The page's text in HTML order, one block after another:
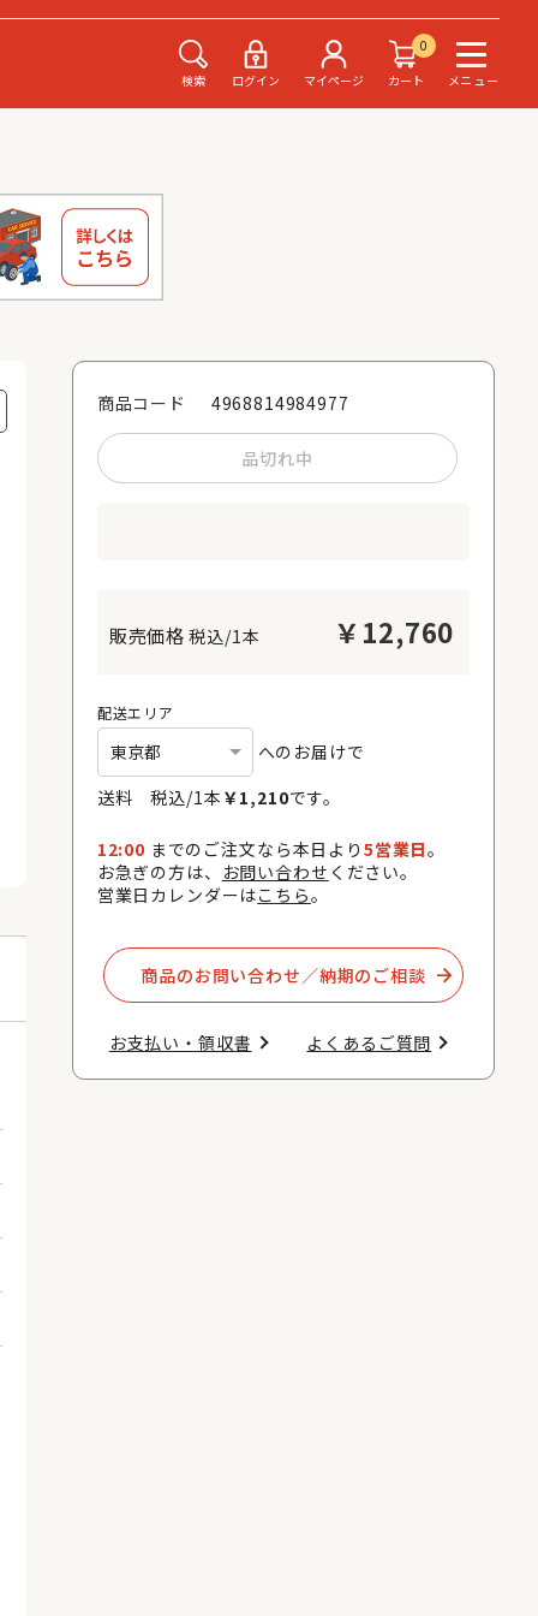
検索 ログイン マイページ
0
カート
メニュー
商品コード 4968814984977
品切れ中
税込/1本 ￥ 12,760
配送エリア
へのお届けで
送料 税込/1本 ￥1,210です。
12:00 までのご注文なら本日より 5営業日。
お急ぎの方は、
お問い合わせ ください。
営業日カレンダーはこちら。
商品のお問い合わせ／納期のご相談​
お支払い・領収書​ よくあるご質問​